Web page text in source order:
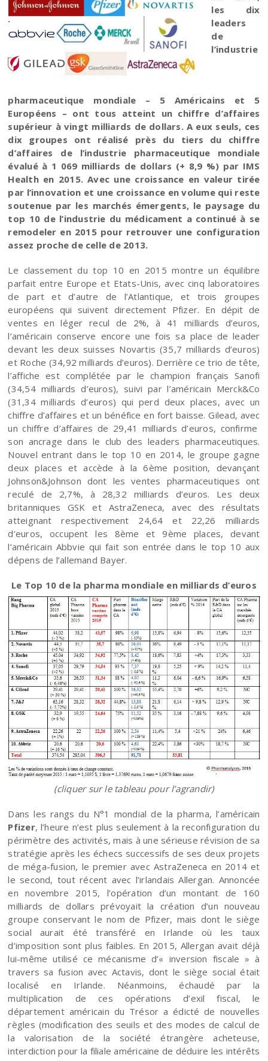
les dix
leaders
de
l’industrie
pharmaceutique mondiale – 5 Américains et 5
Européens – ont tous atteint un chiffre d’affaires
supérieur à vingt milliards de dollars. A eux seuls, ces
dix groupes ont réalisé près du tiers du chiffre
d’affaires de l’industrie pharmaceutique mondiale
évalué à 1 069 milliards de dollars (+ 8,9 %) par IMS
Health en 2015. Avec une croissance en valeur tirée
par l’innovation et une croissance en volume qui reste
soutenue par les marchés émergents, le paysage du
top 10 de l’industrie du médicament a continué à se
remodeler en 2015 pour retrouver une configuration
assez proche de celle de 2013.
Le classement du top 10 en 2015 montre un équilibre
parfait entre Europe et Etats-Unis, avec cinq laboratoires
de part et d’autre de l’Atlantique, et trois groupes
européens qui suivent directement Pfizer. En dépit de
ventes en léger recul de 2%, à 41 milliards d’euros,
l’américain conserve encore une fois sa place de leader
devant les deux suisses Novartis (35,7 milliards d’euros)
et Roche (34,92 milliards d’euros). Derrière ce trio de tête,
l’affiche est complétée par le champion français Sanofi
(34,54 milliards d’euros), suivi par l’américain Merck&Co
(31,34 milliards d’euros) qui perd deux places, avec un
chiffre d’affaires et un bénéfice en fort baisse. Gilead, avec
un chiffre d’affaires de 29,41 milliards d’euros, confirme
son ancrage dans le club des leaders pharmaceutiques.
Nouvel entrant dans le top 10 en 2014, le groupe gagne
deux places et accède à la 6ème position, devançant
Johnson&Johnson dont les ventes pharmaceutiques ont
reculé de 2,7%, à 28,32 milliards d’euros. Les deux
britanniques GSK et AstraZeneca, avec des résultats
atteignant respectivement 24,64 et 22,26 milliards
d’euros, occupent les 8ème et 9ème places, devant
l’américain Abbvie qui fait son entrée dans le top 10 aux
dépens de l’allemand Bayer.
Le Top 10 de la pharma mondiale en milliards d’euros
(cliquer sur le tableau pour l’agrandir)
Dans les rangs du N°1 mondial de la pharma, l’américain
Pfizer, l’heure n’est plus seulement à la reconfiguration du
périmètre des activités, mais à une sérieuse révision de sa
stratégie après les échecs successifs de ses deux projets
de méga-fusion, le premier avec AstraZeneca en 2014 et
le second, tout récent avec l’irlandais Allergan. Annoncée
en novembre 2015, l’opération d’un montant de 160
milliards de dollars prévoyait la création d’un nouveau
groupe conservant le nom de Pfizer, mais dont le siège
social aurait été transféré en Irlande où les taux
d’imposition sont plus faibles. En 2015, Allergan avait déjà
lui-même utilisé ce mécanisme d’« inversion fiscale » à
travers sa fusion avec Actavis, dont le siège social était
localisé en Irlande. Néanmoins, échaudé par la
multiplication de ces opérations d’exil fiscal, le
département américain du Trésor a édicté de nouvelles
règles (modification des seuils et des modes de calcul de
la valorisation de la société étrangère acheteuse,
interdiction pour la filiale américaine de déduire les intérêts